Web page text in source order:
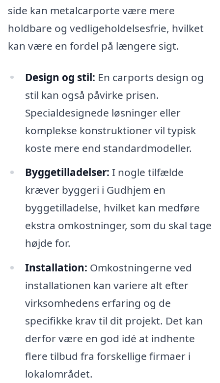
side kan metalcarporte være mere
holdbare og vedligeholdelsesfrie, hvilket
kan være en fordel på længere sigt.
Design og stil: En carports design og
stil kan også påvirke prisen.
Specialdesignede løsninger eller
komplekse konstruktioner vil typisk
koste mere end standardmodeller.
Byggetilladelser: I nogle tilfælde
kræver byggeri i Gudhjem en
byggetilladelse, hvilket kan medføre
ekstra omkostninger, som du skal tage
højde for.
Installation: Omkostningerne ved
installationen kan variere alt efter
virksomhedens erfaring og de
specifikke krav til dit projekt. Det kan
derfor være en god idé at indhente
flere tilbud fra forskellige firmaer i
lokalområdet.